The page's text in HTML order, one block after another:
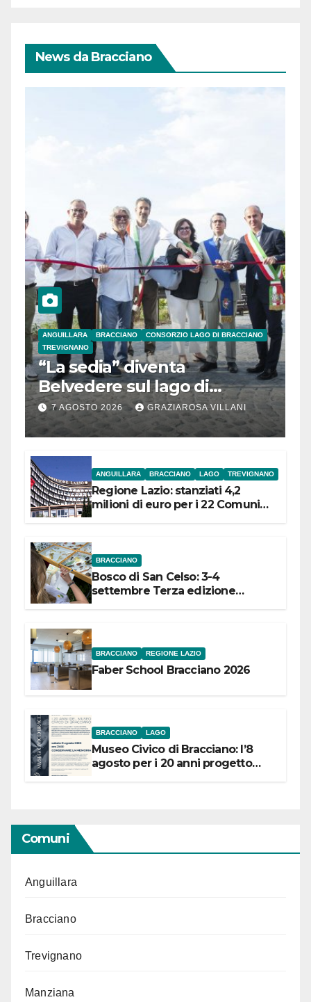
News da Bracciano
ANGUILLARA BRACCIANO
CONSORZIO LAGO DI BRACCIANO
TREVIGNANO
“La sedia” diventa
Belvedere sul lago di
Bracciano: ieri
l’inaugurazione
7 AGOSTO 2026 GRAZIAROSA VILLANI
ANGUILLARA BRACCIANO LAGO TREVIGNANO
Regione Lazio: stanziati 4,2
milioni di euro per i 22 Comuni
BRACCIANO
Bosco di San Celso: 3-4
settembre Terza edizione
BRACCIANO REGIONE LAZIO
Faber School Bracciano 2026
BRACCIANO LAGO
Museo Civico di Bracciano: l’8
agosto per i 20 anni progetto
Comuni
Anguillara
Bracciano
Trevignano
Manziana